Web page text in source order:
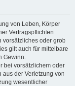
von Leben, Körper
Vertragspflichten
vorsätzliches oder grob
gilt auch für mittelbare
Gewinn.
bei vorsätzlichem oder
der Verletzung von
wesentlicher